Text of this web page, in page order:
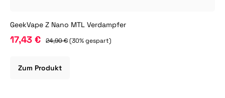
GeekVape Z Nano MTL Verdampfer
17,43 € 24,90 €(30% gespart)
Zum Produkt